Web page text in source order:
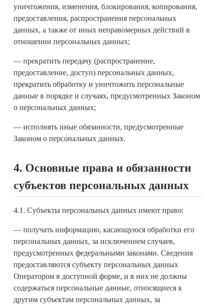
уничтожения, изменения, блокирования, копирования,
предоставления, распространения персональных
данных, а также от иных неправомерных действий в
отношении персональных данных;
— прекратить передачу (распространение,
предоставление, доступ) персональных данных,
прекратить обработку и уничтожить персональные
данные в порядке и случаях, предусмотренных Законом
о персональных данных;
— исполнять иные обязанности, предусмотренные
Законом о персональных данных.
4. Основные права и обязанности
субъектов персональных данных
4.1. Субъекты персональных данных имеют право:
— получать информацию, касающуюся обработки его
персональных данных, за исключением случаев,
предусмотренных федеральными законами. Сведения
предоставляются субъекту персональных данных
Оператором в доступной форме, и в них не должны
содержаться персональные данные, относящиеся к
другим субъектам персональных данных, за